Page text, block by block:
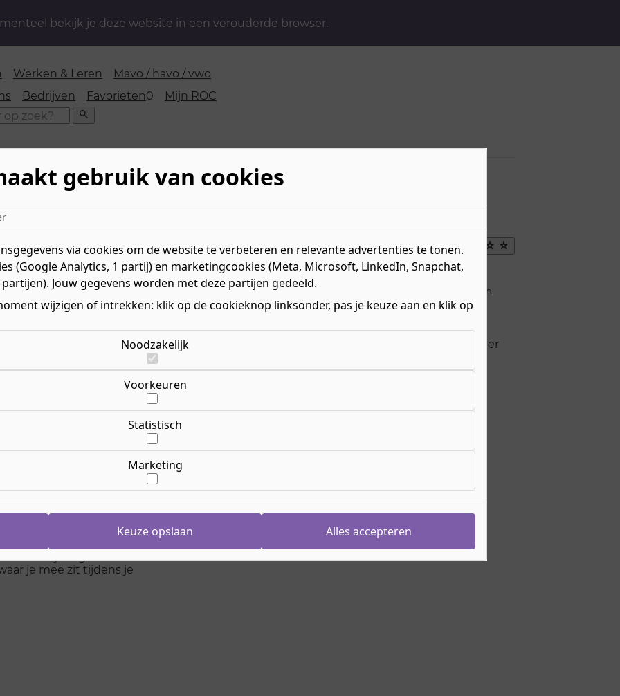
bekijk je deze website in een verouderde browser.
Werken & Leren
Mavo / havo / vwo
Bedrijven Favorieten0 favorieten
Mijn ROC
Zoeken
tijdens intervisie voor
vrijwilligers en
je mee zit tijdens je
Maak
favoriet
Kosten
Lees meer over de kosten en mogelijkheden
Marterstraat 45
Nijmegen
Er zijn nog geen nieuwe startmomenten bekend. Voor meer
informatie kun je contact opnemen met:
Gonny Peters
mailadres:
educatie@roc-nijmegen.nl
gebruik van cookies
via cookies om de website te verbeteren en relevante advertenties te tonen.
(Google Analytics, 1 partij) en marketingcookies (Meta, Microsoft, LinkedIn, Snapchat,
Jouw gegevens worden met deze partijen gedeeld.
wijzigen of intrekken: klik op de cookieknop linksonder, pas je keuze aan en klik op
Noodzakelijk
Voorkeuren
Statistisch
Marketing
Keuze opslaan Alles accepteren